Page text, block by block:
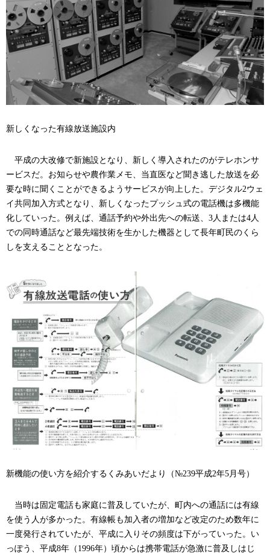
新しくなった有線放送施設内
平成の大改修で新施設となり、新しく導入されたのがテレホンサ
ービスだ。お知らせや農作業メモ、当直医など聞き逃した放送を必
要な時に聞くことができるようサービスが向上した。デジタル2ウェ
イ共同加入方式となり、新しくなったプッシュ式の電話機は多機能
化していった。例えば、通話予約や外出先への転送、 3 人または4 人
での同時通話など最先端技術を生かした機器として長年町民のくら
しを支えることとなった。
新機能の使い方を紹介するくみあいだより（№239平成2年5 月号）
当時は固定電話も家庭に普及していたが、町内への通話には有線
を使う人が多かった。有線帳も加入者の増加など改定のため数年に
一度発行されていたが、平成に入りその頻度は下がっていった。い
っぽう、平成8年（ 1996年）頃からは携帯電話が急激に普及しはじ